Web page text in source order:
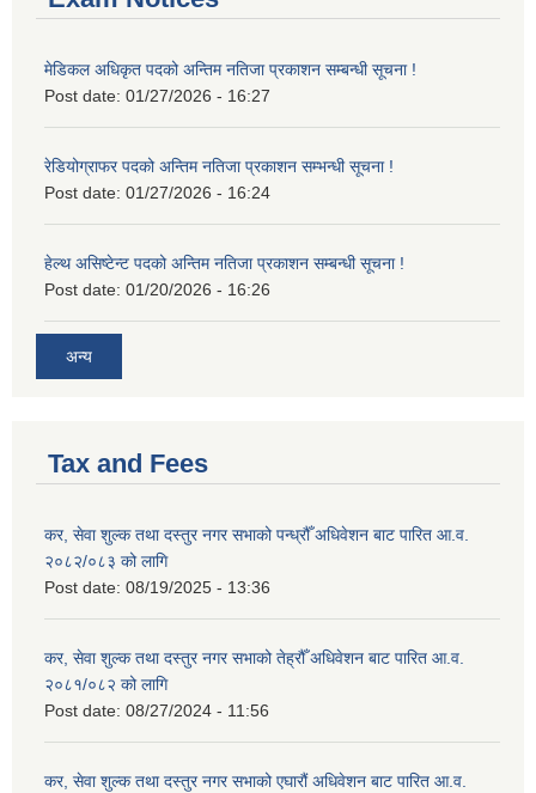
मेडिकल अधिकृत पदको अन्तिम नतिजा प्रकाशन सम्बन्धी सूचना !
Post date: 01/27/2026 - 16:27
रेडियोग्राफर पदको अन्तिम नतिजा प्रकाशन सम्भन्धी सूचना !
Post date: 01/27/2026 - 16:24
हेल्थ असिष्टेन्ट पदको अन्तिम नतिजा प्रकाशन सम्बन्धी सूचना !
Post date: 01/20/2026 - 16:26
अन्य
Tax and Fees
कर, सेवा शुल्क तथा दस्तुर नगर सभाको पन्ध्रौँ अधिवेशन बाट पारित आ.व.
२०८२/०८३ को लागि
Post date: 08/19/2025 - 13:36
कर, सेवा शुल्क तथा दस्तुर नगर सभाको तेह्रौँ अधिवेशन बाट पारित आ.व.
२०८१/०८२ को लागि
Post date: 08/27/2024 - 11:56
कर, सेवा शुल्क तथा दस्तुर नगर सभाको एघारौं अधिवेशन बाट पारित आ.व.